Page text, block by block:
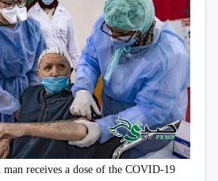
receives a dose of the COVID-19